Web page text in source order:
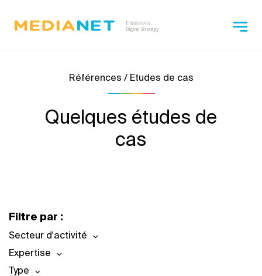
Références / Etudes de cas
Quelques études de
cas
Filtre par :
Secteur d'activité
Expertise
Type